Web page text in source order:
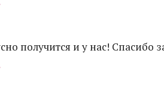
получится и у нас! Спасибо